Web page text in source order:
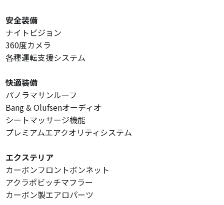
安全装備
ナイトビジョン
360度カメラ
各種運転支援システム
快適装備
パノラマサンルーフ
Bang & Olufsenオーディオ
シートマッサージ機能
プレミアムエアクオリティシステム
エクステリア
カーボンフロントボンネット
アクラポビッチマフラー
カーボン製エアロパーツ